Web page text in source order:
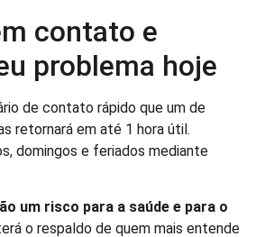
contato e
problema hoje
de contato rápido que um de
retornará em até 1 hora útil.
domingos e feriados mediante
um risco para a saúde e para o
o respaldo de quem mais entende